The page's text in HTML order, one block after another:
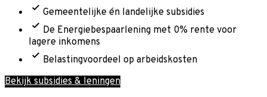
Gemeentelijke én landelijke subsidies
De Energiebespaarlening met 0% rente voor
lagere inkomens
Belastingvoordeel op arbeidskosten
Bekijk subsidies & leningen